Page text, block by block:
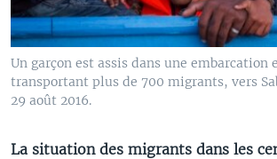
Un garçon est assis dans une embarcation
transportant plus de 700 migrants, vers
29 août 2016.
La situation des migrants dans les